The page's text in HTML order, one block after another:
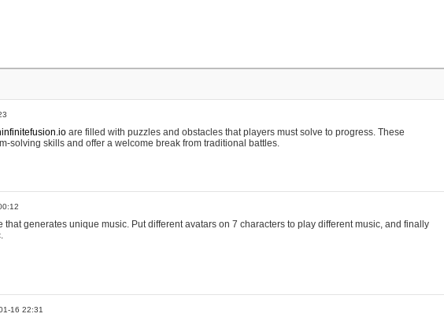
are filled with puzzles and obstacles that players must solve to progress. These
solving skills and offer a welcome break from traditional battles.
that generates unique music. Put different avatars on 7 characters to play different music, and finally
16 22:31